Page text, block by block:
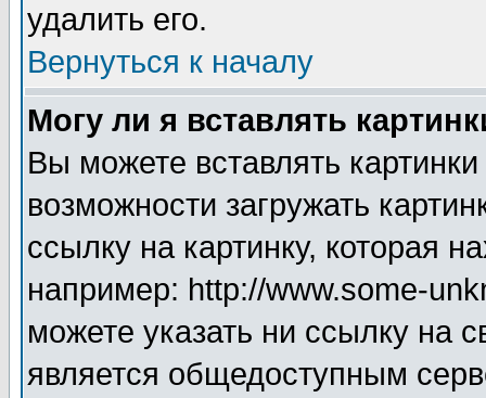
удалить его.
Вернуться к началу
Могу ли я вставлять
Вы можете вставлять
возможности загружать
ссылку на картинку, которая
например: http://www.some-
можете указать ни ссылку на
является общедоступным